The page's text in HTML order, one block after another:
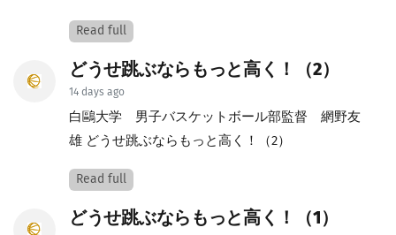
Read full
どうせ跳ぶならもっと高く！（2）
14 days ago
白鷗大学 男子バスケットボール部監督 網野友
雄 どうせ跳ぶならもっと高く！（2）
Read full
どうせ跳ぶならもっと高く！（1）